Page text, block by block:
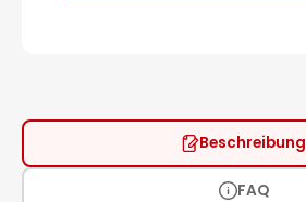
Beschreibung
FAQ